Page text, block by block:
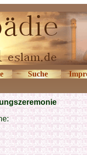
Suche